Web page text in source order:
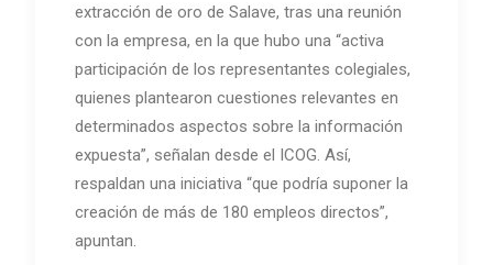
extracción de oro de Salave, tras una reunión
con la empresa, en la que hubo una “activa
participación de los representantes colegiales,
quienes plantearon cuestiones relevantes en
determinados aspectos sobre la información
expuesta”, señalan desde el ICOG. Así,
respaldan una iniciativa “que podría suponer la
creación de más de 180 empleos directos”,
apuntan.